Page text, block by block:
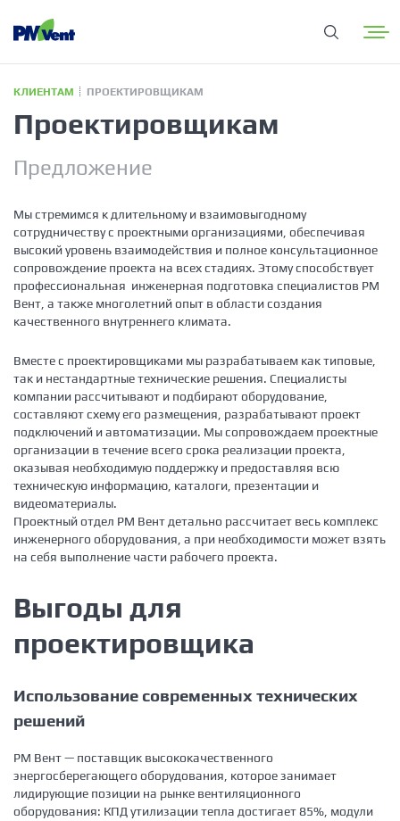
КЛИЕНТАМ ПРОЕКТИРОВЩИКАМ
Проектировщикам
Предложение
Мы стремимся к длительному и взаимовыгодному
сотрудничеству с проектными организациями, обеспечивая
высокий уровень взаимодействия и полное консультационное
сопровождение проекта на всех стадиях. Этому способствует
профессиональная инженерная подготовка специалистов РМ
Вент, а также многолетний опыт в области создания
качественного внутреннего климата.
Вместе с проектировщиками мы разрабатываем как типовые,
так и нестандартные технические решения. Специалисты
компании рассчитывают и подбирают оборудование,
составляют схему его размещения, разрабатывают проект
подключений и автоматизации. Мы сопровождаем проектные
организации в течение всего срока реализации проекта,
оказывая необходимую поддержку и предоставляя всю
техническую информацию, каталоги, презентации и
видеоматериалы.
Проектный отдел РМ Вент детально рассчитает весь комплекс
инженерного оборудования, а при необходимости может взять
на себя выполнение части рабочего проекта.
Выгоды для
проектировщика
Использование современных технических
решений
РМ Вент — поставщик высококачественного
энергосберегающего оборудования, которое занимает
лидирующие позиции на рынке вентиляционного
оборудования: КПД утилизации тепла достигает 85%, модули